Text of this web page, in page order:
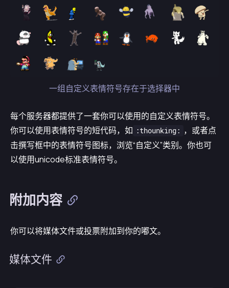
一组自定义表情符号存在于选择器中
每个服务器都提供了一套你可以使用的自定义表情符号。
你可以使用表情符号的短代码，如 :thounking:
，或者点
击撰写框中的表情符号图标，浏览“自定义”类别。你也可
以使用unicode标准表情符号。
附加内容
你可以将媒体文件或投票附加到你的嘟文。
媒体文件